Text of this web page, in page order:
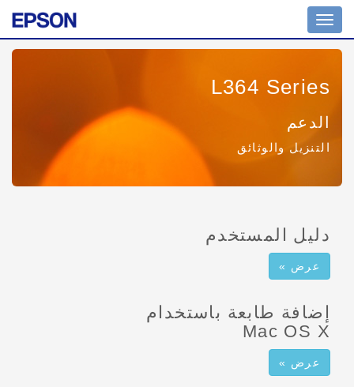
تبديل
التنقل
L364 Series
الدعم
التنزيل والوثائق
دليل المستخدم
عرض »
إضافة طابعة باستخدام
Mac OS X
عرض »